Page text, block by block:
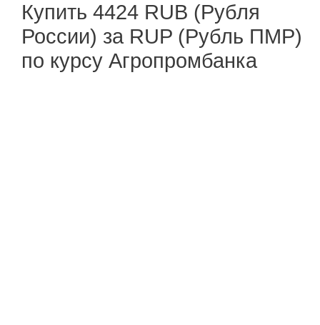
Купить 4424 RUB (Рубля
России) за RUP (Рубль ПМР)
по курсу Агропромбанка